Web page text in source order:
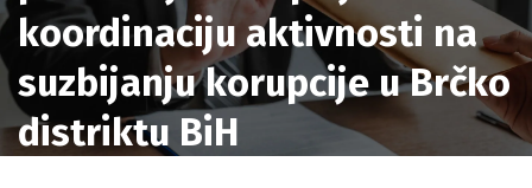
koordinaciju aktivnosti na
suzbijanju korupcije u Brčko
distriktu BiH